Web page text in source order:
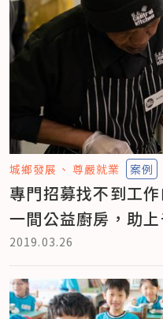
城鄉發展 尊嚴就業 案例
專門招募找不到工
一間公益廚房，助
2019.03.26